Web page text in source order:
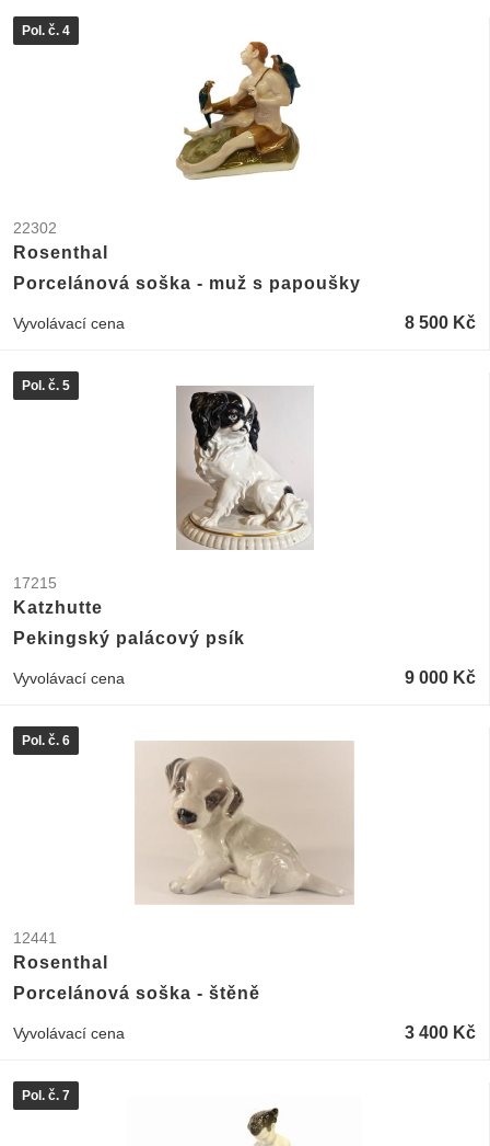
Pol. č. 4
22302
Rosenthal
Porcelánová soška - muž s papoušky
Vyvolávací cena 8 500 Kč
Pol. č. 5
17215
Katzhutte
Pekingský palácový psík
Vyvolávací cena 9 000 Kč
Pol. č. 6
12441
Rosenthal
Porcelánová soška - štěně
Vyvolávací cena 3 400 Kč
Pol. č. 7